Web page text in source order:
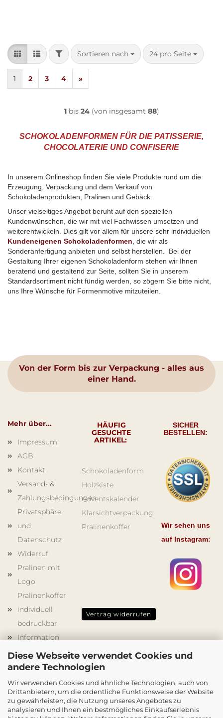
Diese Webseite verwendet Cookies und
andere Technologien
Wir verwenden Cookies und ähnliche Technologien, auch von
Drittanbietern, um die ordentliche Funktionsweise der Website
zu gewährleisten, die Nutzung unseres Angebotes zu
analysieren und Ihnen ein bestmögliches Einkaufserlebnis
FILTERSortieren nach
Sortieren nach 24 pro Seite
pro Seite
1 2 3 4 »
1bis 24(von insgesamt 88)
SCHOKOLADENFORMEN FÜR DIE PATISSERIE,
CHOCOLATERIE UND CONFISERIE
In unserem Onlineshop finden Sie viele Produkte rund um die
Erzeugung, Verpackung und dem Verkauf von
Schokoladenprodukten, Pralinen und Gebäck.
Unser vielseitiges Angebot beruht auf den speziellen
Kundenwünschen, die wir mit viel Fachwissen umsetzen und
weiterentwickeln. Dies gilt vor allem für unsere sehr individuellen
Kundeneigenen Schokoladenformen , die wir als
Sonderanfertigung anbieten und selbst herstellen. Bei der
Gestaltung Ihrer eigenen Schokoladenform stehen wir Ihnen
beratend und gestaltend zur Seite, sollten Sie in unserem
Standardsortiment nicht fündig werden, so zögern Sie bitte nicht,
uns Ihre Wünsche für Formenmotive mitzuteilen.
Von der Form bis zur Verpackung - alles aus
einer Hand.
Mehr über...
Impressum
AGB
Kontakt
Versand- &
Zahlungsbedingungen
Privatsphäre
und
Datenschutz
Widerruf
Pralinen mit
Logo
Pralinenkoffer
individuell
bedruckbar
Information
Werbegeschenke
Schokoladenformen
Holzkisten
mit Druck
Cookie
HÄUFIG
GESUCHTE
ARTIKEL:
Schokoladenform
Holzkiste
Adventskalender
Klarsichtverpackung
Pralinenkoffer
SICHER
BESTELLEN:
Wir sehen uns
auf Instagram:
Vertrag widerrufen